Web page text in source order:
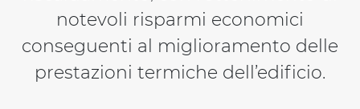
notevoli risparmi economici
conseguenti al miglioramento delle
prestazioni termiche dell’edificio.